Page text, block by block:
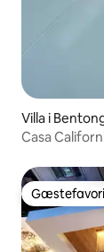
Villa i
Casa